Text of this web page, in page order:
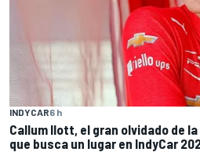
INDYCAR6 h
Callum Ilott, el gran olvidado de
que busca un lugar en IndyCar